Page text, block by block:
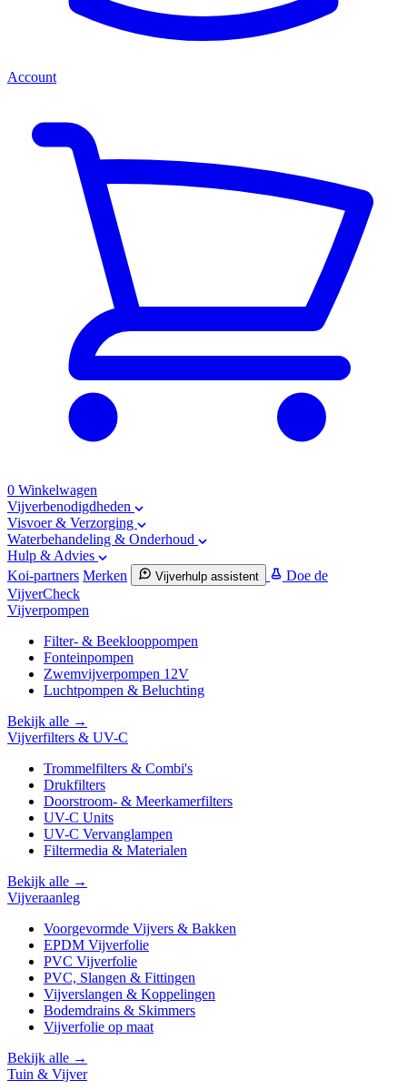
Account
0 Winkelwagen
Vijverbenodigdheden
Visvoer & Verzorging
Waterbehandeling & Onderhoud
Hulp & Advies
Koi-partners Merken Vijverhulp assistent
Doe de
VijverCheck
Vijverpompen
Filter- & Beeklooppompen
Fonteinpompen
Zwemvijverpompen 12V
Luchtpompen & Beluchting
Bekijk alle →
Vijverfilters & UV-C
Trommelfilters & Combi's
Drukfilters
Doorstroom- & Meerkamerfilters
UV-C Units
UV-C Vervanglampen
Filtermedia & Materialen
Bekijk alle →
Vijveraanleg
Voorgevormde Vijvers & Bakken
EPDM Vijverfolie
PVC Vijverfolie
PVC, Slangen & Fittingen
Vijverslangen & Koppelingen
Bodemdrains & Skimmers
Vijverfolie op maat
Bekijk alle →
Tuin & Vijver